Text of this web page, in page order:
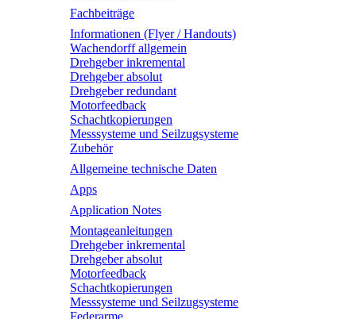
Fachbeiträge
Informationen (Flyer / Handouts)
Wachendorff allgemein
Drehgeber inkremental
Drehgeber absolut
Drehgeber redundant
Motorfeedback
Schachtkopierungen
Messsysteme und Seilzugsysteme
Zubehör
Allgemeine technische Daten
Apps
Application Notes
Montageanleitungen
Drehgeber inkremental
Drehgeber absolut
Motorfeedback
Schachtkopierungen
Messsysteme und Seilzugsysteme
Federarme